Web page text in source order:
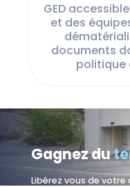
GED
et des
documents
politique
Gagnez du
Libérez vous de